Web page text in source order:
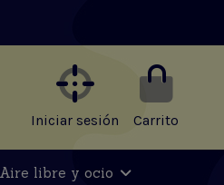
Iniciar sesión Carrito
Aire libre y ocio